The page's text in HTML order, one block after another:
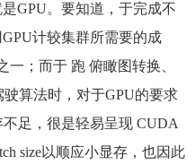
GPU。要知道，于完成不
计较集群所需要的成
一；而于 跑 俯瞰图转换、
算法时，对于GPU的要求
足，很是轻易呈现 CUDA
size以顺应小显存，也因此